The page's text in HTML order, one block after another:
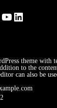
YouTube
LinkedIn
theme with
to the
can also be